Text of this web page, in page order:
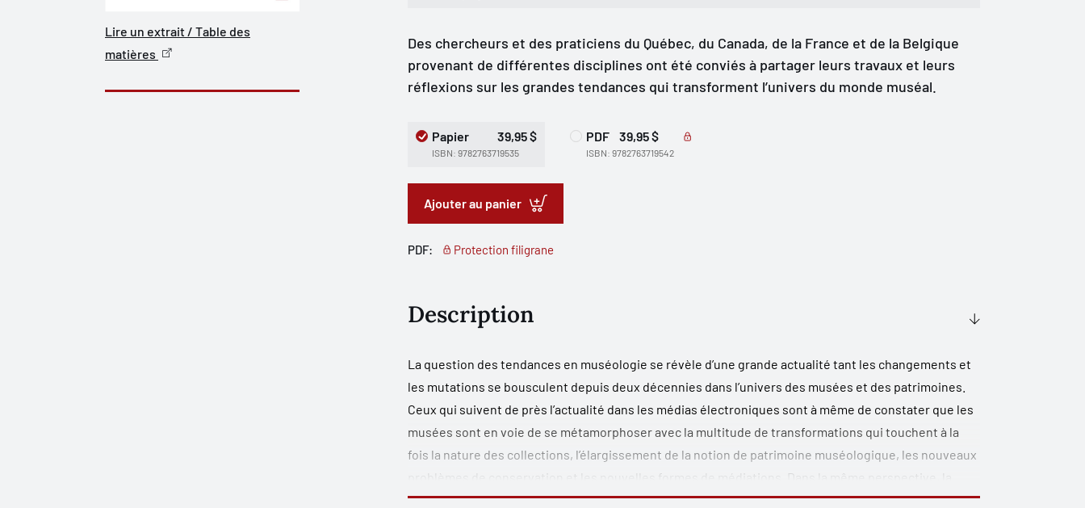
Lire un extrait / Table des
matières
Des chercheurs et des praticiens du Québec, du Canada, de la France et de la Belgique
provenant de différentes disciplines ont été conviés à partager leurs travaux et leurs
réflexions sur les grandes tendances qui transforment l’univers du monde muséal.
Papier 39,95 $
ISBN: 9782763719535
PDF 39,95 $
ISBN: 9782763719542
Ajouter au panier
PDF: Protection filigrane
Description
La question des tendances en muséologie se révèle d’une grande actualité tant les changements et
les mutations se bousculent depuis deux décennies dans l’univers des musées et des patrimoines.
Ceux qui suivent de près l’actualité dans les médias électroniques sont à même de constater que les
musées sont en voie de se métamorphoser avec la multitude de transformations qui touchent à la
fois la nature des collections, l’élargissement de la notion de patrimoine muséologique, les nouveaux
problèmes de conservation et les nouvelles formes de médiations. Dans la même perspective, la
multiplication des politiques patrimoniales suscite des changements profonds qui n’étaient pas